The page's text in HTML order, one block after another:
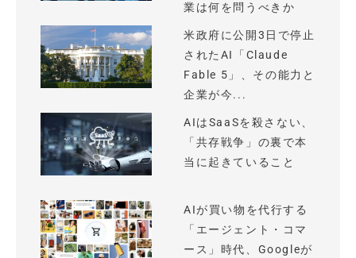
業は何を問うべきか
米政府に公開3日で停止
されたAI「Claude
Fable 5」、その能力と
企業が今...
AIはSaaSを殺さない、
「共存戦争」の裏で本
当に起きていること
AIが買い物を代行する
「エージェント・コマ
ース」時代、Googleが